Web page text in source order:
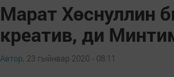
Марат Хөснуллин
креатив, ди
Автор, 23 гыйнвар 2020 - 08:11